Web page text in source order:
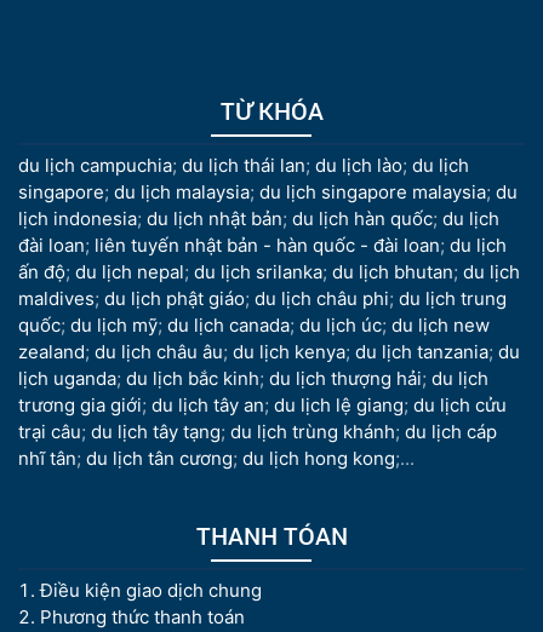
TỪ KHÓA
du lịch campuchia; du lịch thái lan; du lịch lào; du lịch
singapore; du lịch malaysia; du lịch singapore malaysia; du
lịch indonesia; du lịch nhật bản; du lịch hàn quốc; du lịch
đài loan; liên tuyến nhật bản - hàn quốc - đài loan; du lịch
ấn độ; du lịch nepal; du lịch srilanka; du lịch bhutan; du lịch
maldives; du lịch phật giáo; du lịch châu phi; du lịch trung
quốc; du lịch mỹ; du lịch canada; du lịch úc; du lịch new
zealand; du lịch châu âu; du lịch kenya; du lịch tanzania; du
lịch uganda; du lịch bắc kinh; du lịch thượng hải; du lịch
trương gia giới; du lịch tây an; du lịch lệ giang; du lịch cửu
trại câu; du lịch tây tạng; du lịch trùng khánh; du lịch cáp
nhĩ tân; du lịch tân cương; du lịch hong kong;...
THANH TÓAN
Điều kiện giao dịch chung
Phương thức thanh toán